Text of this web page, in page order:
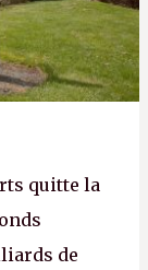
quitte la
de